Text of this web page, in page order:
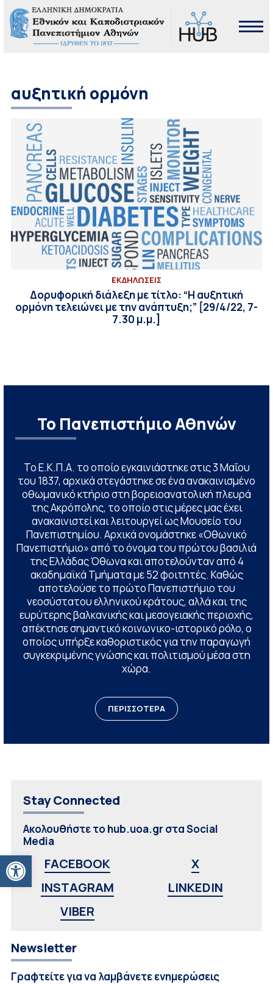
Ανοίξτε τη γραμμή εργαλείων
αυξητική ορμόνη
ΕΚΔΗΛΩΣΕΙΣ
Δορυφορική διάλεξη με τίτλο: “Η αυξητική
ορμόνη τελειώνει με την ανάπτυξη;” [29/4/22, 7-
7.30 μ.μ.]
Το Πανεπιστήμιο Αθηνών
Το Ε.Κ.Π.Α. το οποίο εγκαινιάστηκε στις 3 Μαΐου
του 1837, αρχικά στεγάστηκε σε ένα ανακαινισμένο
οθωμανικό κτήριο στη βορειοανατολική πλευρά
της Ακρόπολης, το οποίο στις μέρες μας έχει
ανακαινιστεί και λειτουργεί ως Μουσείο του
Πανεπιστημίου. Αρχικά ονομάστηκε «Οθωνικό
Πανεπιστήμιο» από το όνομα του πρώτου βασιλιά
της Ελλάδας Όθωνα και αποτελούνταν από 4
ακαδημαϊκά Τμήματα με 52 φοιτητές. Καθώς
αποτελούσε το πρώτο Πανεπιστήμιο του
νεοσύστατου ελληνικού κράτους, αλλά και της
ευρύτερης βαλκανικής και μεσογειακής περιοχής,
απέκτησε σημαντικό κοινωνικο-ιστορικό ρόλο, ο
οποίος υπήρξε καθοριστικός για την παραγωγή
συγκεκριμένης γνώσης και πολιτισμού μέσα στη
χώρα.
ΠΕΡΙΣΣΟΤΕΡΑ
Stay Connected
Ακολουθήστε το hub.uoa.gr στα Social
Media
FACEBOOK
X
INSTAGRAM
LINKEDIN
VIBER
Newsletter
Γραφτείτε για να λαμβάνετε ενημερώσεις